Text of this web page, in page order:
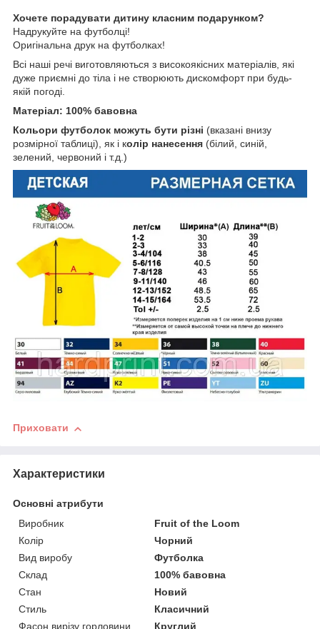
Хочете порадувати дитину класним подарунком?
Надрукуйте на футболці!
Оригінальна друк на футболках!
Всі наші речі виготовляються з високоякісних матеріалів, які
дуже приємні до тіла і не створюють дискомфорт при будь-
якій погоді.
Матеріал: 100% бавовна
Кольори футболок можуть бути різні (вказані внизу
розмірної таблиці), як і колір нанесення (білий, синій,
зелений, червоний і т.д.)
Приховати
Характеристики
Основні атрибути
Виробник
Fruit of the Loom
Колір
Чорний
Вид виробу
Футболка
Склад
100% бавовна
Стан
Новий
Стиль
Класичний
Фасон вирізу горловини
Круглий